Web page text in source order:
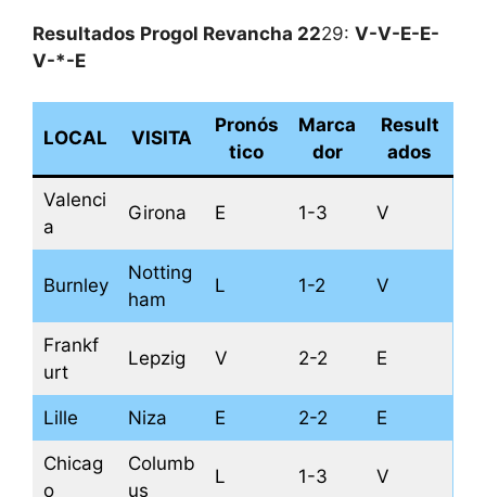
Resultados Progol Revancha 2229: V-V-E-E-
V-*-E
LOCAL VISITA
Pronós
tico
Marca
dor
Result
ados
Valenci
a
Girona E 1-3 V
Burnley
Notting
ham
L 1-2 V
Frankf
urt
Lepzig V 2-2 E
Lille Niza E 2-2 E
Chicag
o
Columb
us
L 1-3 V